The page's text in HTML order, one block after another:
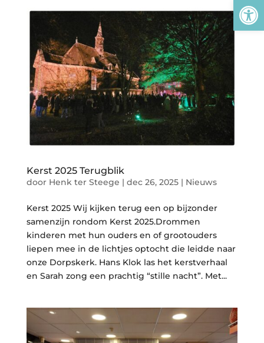
Kerst 2025 Terugblik
door Henk ter Steege | dec 26, 2025| Nieuws
Kerst 2025 Wij kijken terug een op bijzonder
samenzijn rondom Kerst 2025.Drommen
kinderen met hun ouders en of grootouders
liepen mee in de lichtjes optocht die leidde naar
onze Dorpskerk. Hans Klok las het kerstverhaal
en Sarah zong een prachtig “stille nacht”. Met...